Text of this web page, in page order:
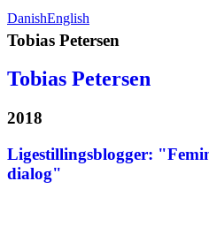
DanishEnglish
Tobias Petersen
Tobias Petersen
2018
Ligestillingsblogger:
dialog"